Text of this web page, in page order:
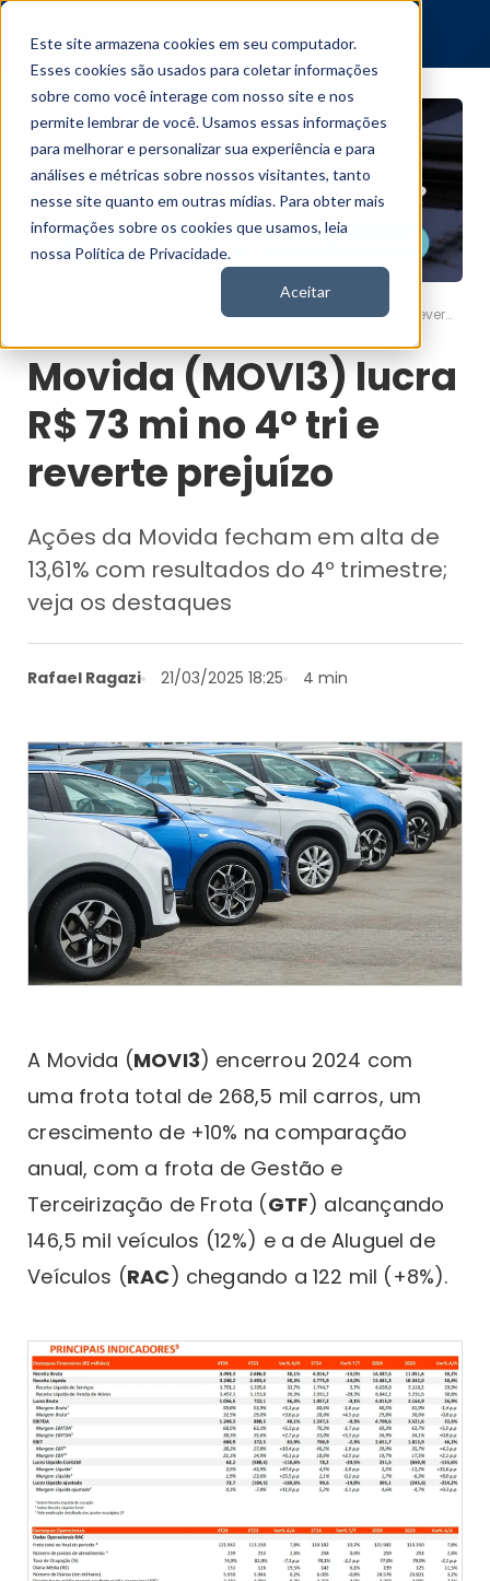
Este site armazena cookies em seu computador.
Esses cookies são usados para coletar informações
sobre como você interage com nosso site e nos
permite lembrar de você. Usamos essas informações
para melhorar e personalizar sua experiência e para
análises e métricas sobre nossos visitantes, tanto
nesse site quanto em outras mídias. Para obter mais
informações sobre os cookies que usamos, leia
nossa Política de Privacidade.
Aceitar
Movida (MOVI3) lucra R$ 73 mi no 4º tri e reverte prejuízo
Movida (MOVI3) lucra
R$ 73 mi no 4º tri e
reverte prejuízo
Ações da Movida fecham em alta de
13,61% com resultados do 4º trimestre;
veja os destaques
Rafael Ragazi 21/03/2025 18:25 4 min
A Movida (MOVI3) encerrou 2024 com
uma frota total de 268,5 mil carros, um
crescimento de +10% na comparação
anual, com a frota de Gestão e
Terceirização de Frota (GTF) alcançando
146,5 mil veículos (12%) e a de Aluguel de
Veículos (RAC) chegando a 122 mil (+8%).